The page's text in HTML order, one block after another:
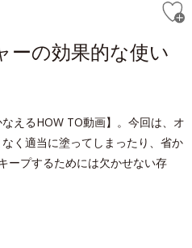
ーの効果的な使い
えるHOW TO動画】。今回は、オ
く適当に塗ってしまったり、省か
ープするためには欠かせない存